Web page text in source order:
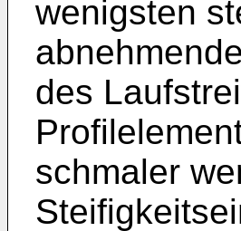
wenigsten
des
schmaler